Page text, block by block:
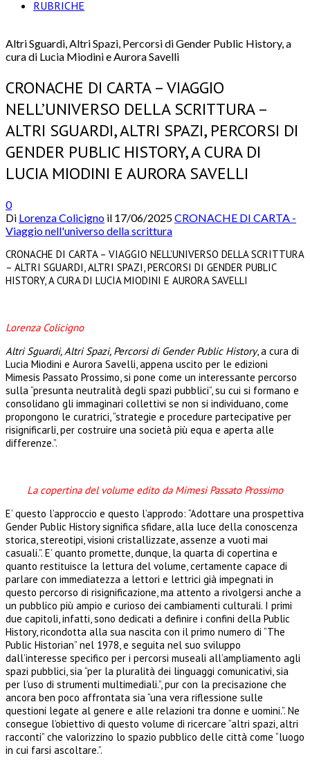
RUBRICHE
Altri Sguardi, Altri Spazi, Percorsi di Gender Public History, a
cura di Lucia Miodini e Aurora Savelli
CRONACHE DI CARTA – VIAGGIO
NELL’UNIVERSO DELLA SCRITTURA –
ALTRI SGUARDI, ALTRI SPAZI, PERCORSI DI
GENDER PUBLIC HISTORY, A CURA DI
LUCIA MIODINI E AURORA SAVELLI
0
Di Lorenza Colicigno il 17/06/2025CRONACHE DI CARTA -
Viaggio nell'universo della scrittura
CRONACHE DI CARTA – VIAGGIO NELL’UNIVERSO DELLA SCRITTURA
– ALTRI SGUARDI, ALTRI SPAZI, PERCORSI DI GENDER PUBLIC
HISTORY, A CURA DI LUCIA MIODINI E AURORA SAVELLI
Lorenza Colicigno
Altri Sguardi, Altri Spazi, Percorsi di Gender Public History, a cura di
Lucia Miodini e Aurora Savelli, appena uscito per le edizioni
Mimesis Passato Prossimo, si pone come un interessante percorso
sulla “presunta neutralità degli spazi pubblici”, su cui si formano e
consolidano gli immaginari collettivi se non si individuano, come
propongono le curatrici, “strategie e procedure partecipative per
risignificarli, per costruire una società più equa e aperta alle
differenze.”.
La copertina del volume edito da Mimesi Passato Prossimo
E’ questo l’approccio e questo l’approdo: “Adottare una prospettiva
Gender Public History significa sfidare, alla luce della conoscenza
storica, stereotipi, visioni cristallizzate, assenze a vuoti mai
casuali.”. E’ quanto promette, dunque, la quarta di copertina e
quanto restituisce la lettura del volume, certamente capace di
parlare con immediatezza a lettori e lettrici già impegnati in
questo percorso di risignificazione, ma attento a rivolgersi anche a
un pubblico più ampio e curioso dei cambiamenti culturali. I primi
due capitoli, infatti, sono dedicati a definire i confini della Public
History, ricondotta alla sua nascita con il primo numero di “The
Public Historian” nel 1978, e seguita nel suo sviluppo
dall’interesse specifico per i percorsi museali all’ampliamento agli
spazi pubblici, sia “per la pluralità dei linguaggi comunicativi, sia
per l’uso di strumenti multimediali.”, pur con la precisazione che
ancora ben poco affrontata sia “una vera riflessione sulle
questioni legate al genere e alle relazioni tra donne e uomini.”. Ne
consegue l’obiettivo di questo volume di ricercare “altri spazi, altri
racconti” che valorizzino lo spazio pubblico delle città come “luogo
in cui farsi ascoltare.”.